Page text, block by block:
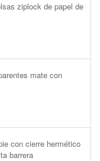
ziplock de papel de
mate con
con cierre hermético
barrera